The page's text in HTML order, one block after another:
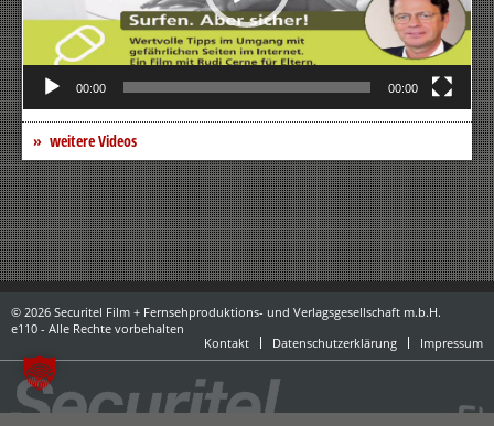
00:00 00:00
weitere Videos
© 2026 Securitel Film + Fernsehproduktions- und Verlagsgesellschaft m.b.H.
e110 - Alle Rechte vorbehalten
Kontakt
Datenschutzerklärung Impressum
powered by danubius